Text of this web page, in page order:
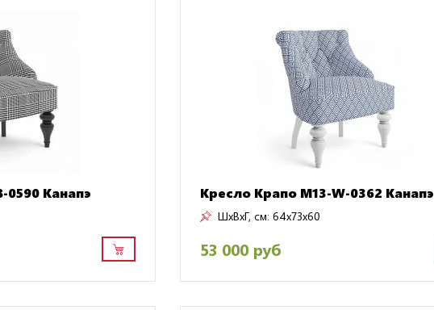
0590 Канапэ Кресло Крапо M13-W-0362 Канапэ
ШxВxГ, см: 64x73x60
53 000 руб